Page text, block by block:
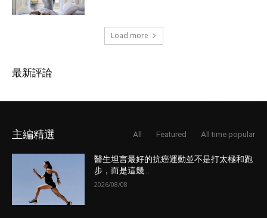
Load more
最新評論
主編精選 All Featured All time popular
醫生坦言最好的抗癌運動並不是打太極和跑
步，而是這幾...
2026/08/08